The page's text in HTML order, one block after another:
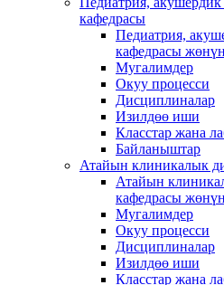
кафедрасы
Педиатрия,
кафедрасы
Мугалимдер
Окуу процесси
Дисциплиналар
Изилдөө иши
Класстар жана
Байланыштар
Атайын клиникалык
Атайын
кафедрасы
Мугалимдер
Окуу процесси
Дисциплиналар
Изилдөө иши
Класстар жана